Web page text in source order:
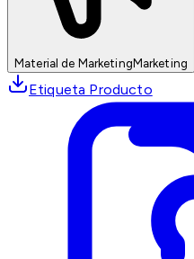
Material de MarketingMarketing
Etiqueta Producto